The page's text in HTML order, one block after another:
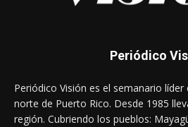
Periódico
Periódico Visión es el semanario
norte de Puerto Rico. Desde 1985
región. Cubriendo los pueblos: